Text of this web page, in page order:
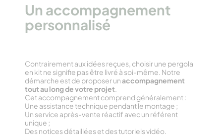
Un accompagnement
personnalisé
Contrairement aux idées reçues, choisir une pergola
en kit ne signifie pas être livré à soi-même. Notre
démarche est de proposer unaccompagnement
tout au long de votre projet.
Cet accompagnement comprend généralement :
Une assistance technique pendant le montage ;
Un service après-vente réactif avec un référent
unique ;
Des notices détaillées et des tutoriels vidéo.